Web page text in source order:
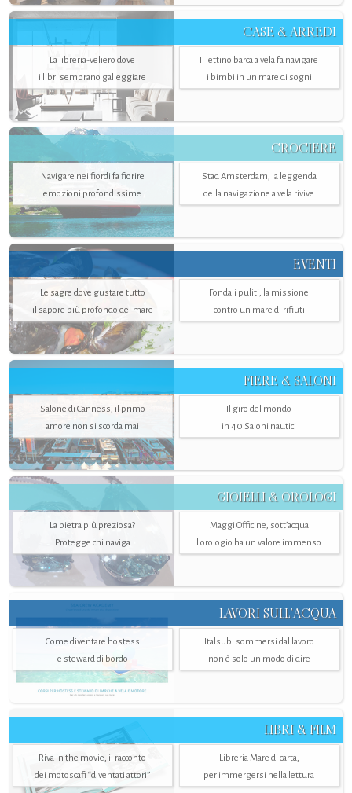
CASE & ARREDI
La libreria-veliero dove
i libri sembrano galleggiare
Il lettino barca a vela fa navigare
i bimbi in un mare di sogni
CROCIERE
Navigare nei fiordi fa fiorire
emozioni profondissime
Stad Amsterdam, la leggenda
della navigazione a vela rivive
EVENTI
Le sagre dove gustare tutto
il sapore più profondo del mare
Fondali puliti, la missione
contro un mare di rifiuti
FIERE & SALONI
Salone di Canness, il primo
amore non si scorda mai
Il giro del mondo
in 40 Saloni nautici
GIOIELLI & OROLOGI
La pietra più preziosa?
Protegge chi naviga
Maggi Officine, sott’acqua
l'orologio ha un valore immenso
LAVORI SULL’ACQUA
Come diventare hostess
e steward di bordo
Italsub: sommersi dal lavoro
non è solo un modo di dire
LIBRI & FILM
Riva in the movie, il racconto
dei motoscafi “diventati attori”
Libreria Mare di carta,
per immergersi nella lettura